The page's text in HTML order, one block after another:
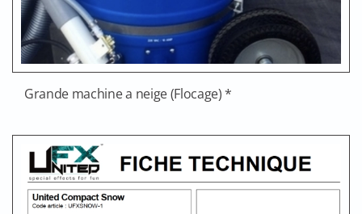
Grande machine a neige (Flocage) *